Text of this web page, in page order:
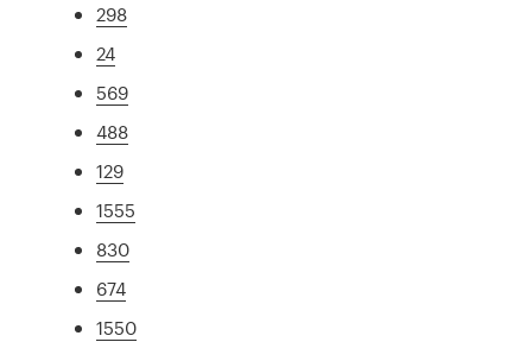
298
24
569
488
129
1555
830
674
1550